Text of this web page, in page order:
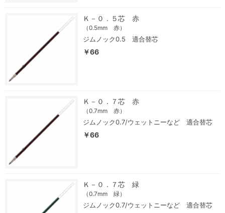
Ｋ－０．５芯 赤
（0.5mm 赤）
ジムノック0.5 適合替芯
￥66
Ｋ－０．７芯 赤
（0.7mm 赤）
ジムノック0.7/ウェットニーなど 適合替芯
￥66
Ｋ－０．７芯 緑
（0.7mm 緑）
ジムノック0.7/ウェットニーなど 適合替芯